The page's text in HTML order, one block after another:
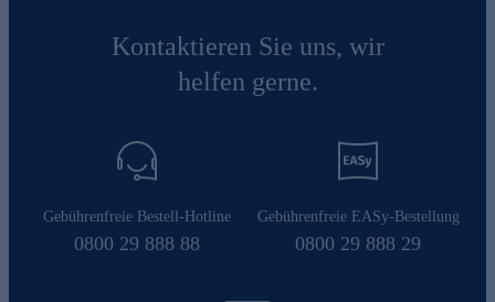
Kontaktieren Sie uns, wir
helfen gerne.
Gebührenfreie Bestell-Hotline
0800 29 888 88
Gebührenfreie EASy-Bestellung
0800 29 888 29